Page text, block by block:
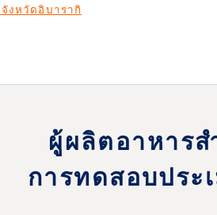
งหวัดอิบารากิ
ผู้ผลิตอาหารส
การทดสอบประ